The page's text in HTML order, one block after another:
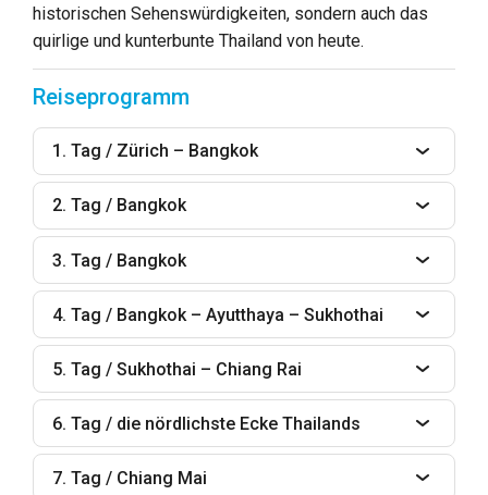
historischen Sehenswürdigkeiten, sondern auch das
quirlige und kunterbunte Thailand von heute.
Reiseprogramm
1. Tag / Zürich – Bangkok
2. Tag / Bangkok
3. Tag / Bangkok
4. Tag / Bangkok – Ayutthaya – Sukhothai
5. Tag / Sukhothai – Chiang Rai
6. Tag / die nördlichste Ecke Thailands
7. Tag / Chiang Mai